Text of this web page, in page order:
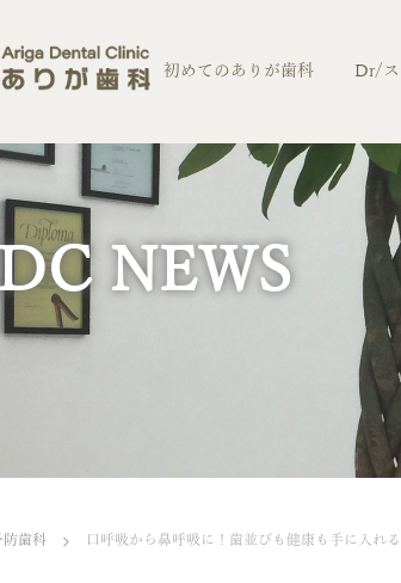
初めてのありが歯科 Dr/ス
NEWS
防歯科 口呼吸から鼻呼吸に！歯並びも健康も手に入れ